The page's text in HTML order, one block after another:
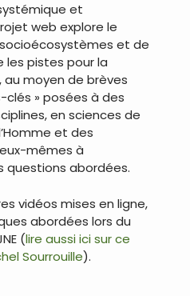
et
web explore le
et de
les pistes pour la
moyen de brèves
clés » posées à des
en sciences de
et des
mêmes à
questions abordées.
vidéos mises en ligne,
abordées lors du
(lire aussi ici sur ce
Sourrouille).